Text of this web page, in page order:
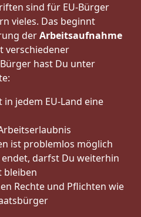
sind für EU-Bürger
vieles. Das beginnt
derArbeitsaufnahme
verschiedener
hast Du unter
jedem EU-Land eine
ist problemlos möglich
endet, darfst Du weiterhin
bleiben
Rechte und Pflichten wie